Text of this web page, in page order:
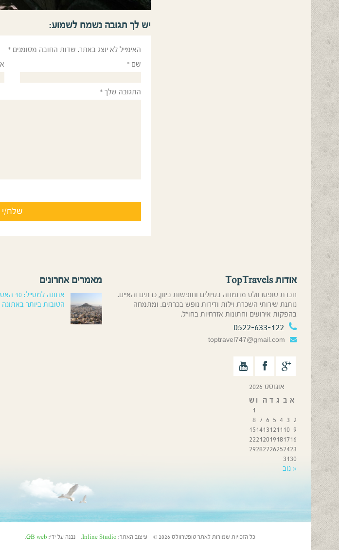
יש לך תגובה נשמח לשמוע:
האימייל לא יוצג באתר. שדות החובה מסומנים *
שם *
התגובה שלך *
מאמרים אחרונים
אתונה
הטובות ביותר באתונה
אודות TopTravels
חברת טופטרוולס מתמחה בטיולים וחופשות ביוון, כרתים והאיים.
נותנת שירותי השכרת וילות ודירות נופש בכרתים. ומתמחה
בהפקות אירועים וחתונות אזרחיות בחו”ל.
0522-633-122
toptravel747@gmail.com
אוגוסט 2026
א ב ג ד ה ו ש
1
2
3
4
5
6
7
8
9
10
11
12
13
14
15
16
17
18
19
20
21
22
23
24
25
26
27
28
29
30
31
« נוב
כל הזכויות שמורות לאתר טופטרוולס 2026 © עיצוב האתר: Inline Studio. נבנה על ידי: GB web
.